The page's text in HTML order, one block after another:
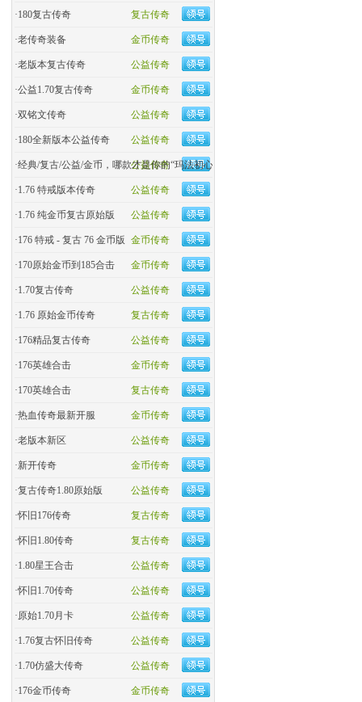
复古传奇
·180复古传奇
金币传奇
·老传奇装备
公益传奇
·老版本复古传奇
金币传奇
·公益1.70复古传奇
公益传奇
·双铭文传奇
公益传奇
·180全新版本公益传奇
公益传奇
·经典/复古/公益/金币，哪款才是你的“玛法初心
公益传奇
·1.76 特戒版本传奇
公益传奇
·1.76 纯金币复古原始版
金币传奇
·176 特戒 - 复古 76 金币版
金币传奇
·170原始金币到185合击
公益传奇
·​1.70复古传奇
复古传奇
·1.76 原始金币传奇
公益传奇
·176精品复古传奇
金币传奇
·176英雄合击
复古传奇
·170英雄合击
金币传奇
·热血传奇最新开服
公益传奇
·老版本新区
金币传奇
·新开传奇
公益传奇
·复古传奇1.80原始版
复古传奇
·怀旧176传奇
复古传奇
·怀旧1.80传奇
公益传奇
·1.80星王合击
公益传奇
·怀旧1.70传奇
公益传奇
·原始1.70月卡
公益传奇
·1.76复古怀旧传奇
公益传奇
·1.70仿盛大传奇
金币传奇
·176金币传奇